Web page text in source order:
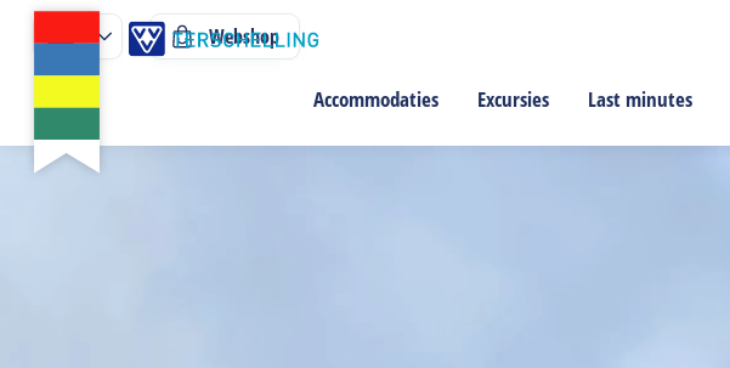
Accommodaties Excursies Last minutes
Webshop